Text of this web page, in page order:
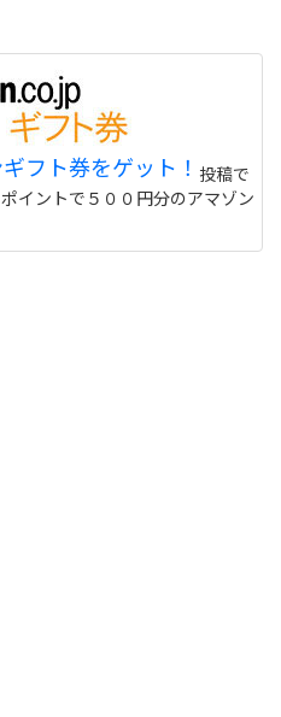
フト券をゲット！ 投稿で
イントで５００円分のアマゾン